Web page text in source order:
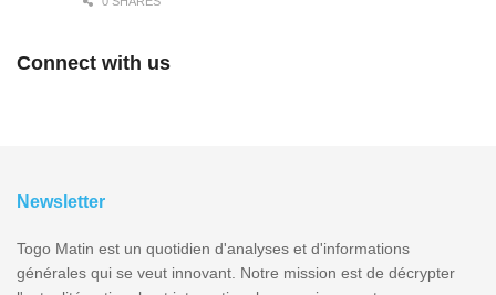
Connect with us
Newsletter
Togo Matin est un quotidien d'analyses et d'informations
générales qui se veut innovant. Notre mission est de décrypter